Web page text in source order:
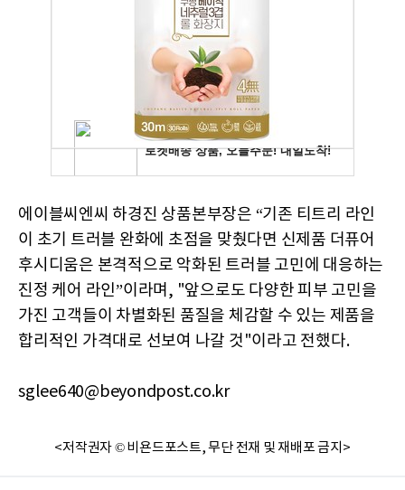
에이블씨엔씨 하경진 상품본부장은 “기존 티트리 라인
이 초기 트러블 완화에 초점을 맞췄다면 신제품 더퓨어
후시디움은 본격적으로 악화된 트러블 고민에 대응하는
진정 케어 라인”이라며 , "앞으로도 다양한 피부 고민을
가진 고객들이 차별화된 품질을 체감할 수 있는 제품을
합리적인 가격대로 선보여 나갈 것"이라고 전했다.
sglee640@beyondpost.co.kr
<저작권자 © 비욘드포스트, 무단 전재 및 재배포 금지>